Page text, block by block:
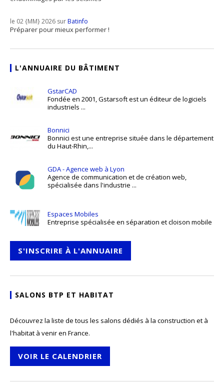
le 02 {MM} 2026 surBatinfo
Préparer pour mieux performer !
L'ANNUAIRE DU BÂTIMENT
GstarCAD
Fondée en 2001, Gstarsoft est un éditeur de logiciels
industriels ...
Bonnici
Bonnici est une entreprise située dans le département
du Haut-Rhin,...
GDA - Agence web à Lyon
Agence de communication et de création web,
spécialisée dans l'industrie ...
Espaces Mobiles
Entreprise spécialisée en séparation et cloison mobile
S'INSCRIRE À L'ANNUAIRE
SALONS BTP ET HABITAT
Découvrez la liste de tous les salons dédiés à la construction et à
l'habitat à venir en France.
VOIR LE CALENDRIER